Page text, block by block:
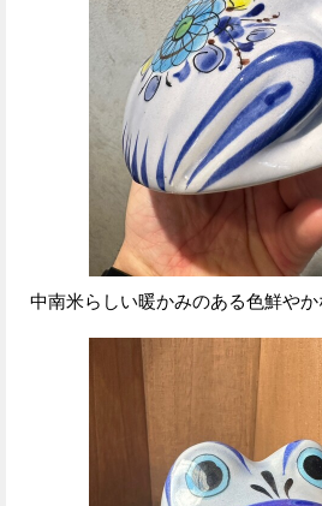
中南米らしい暖かみのある色鮮や